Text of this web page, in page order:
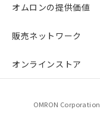
オムロンの提供価値
販売ネットワーク
オンラインストア
OMRON Corporation